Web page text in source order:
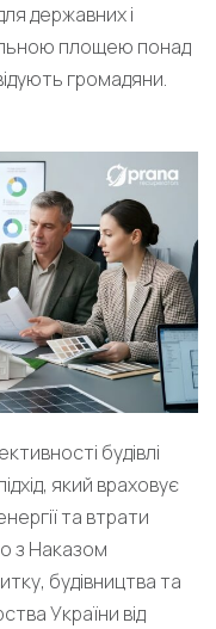
державних і
площею понад
громадяни.
будівлі
який враховує
та втрати
з Наказом
будівництва та
України від